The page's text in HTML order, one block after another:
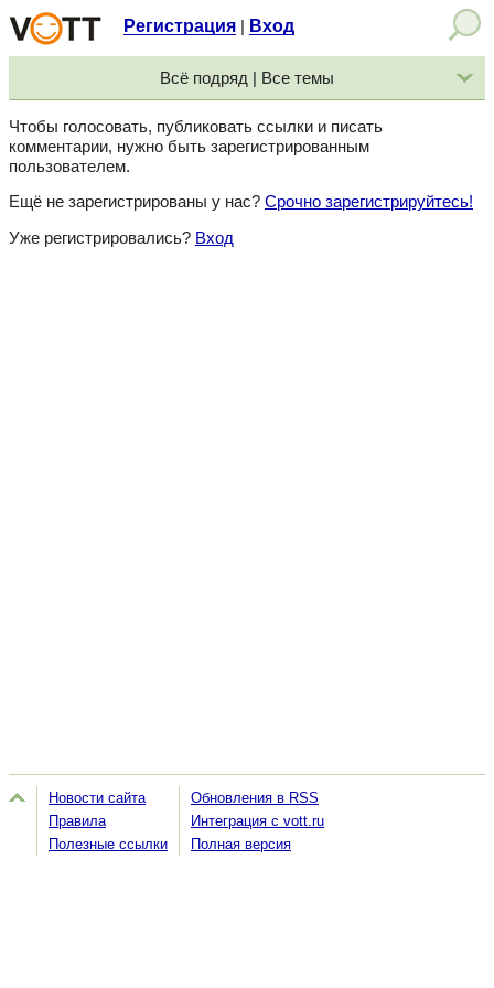
Регистрация Вход
Всё подряд | Все темы
Чтобы голосовать, публиковать ссылки и писать
комментарии, нужно быть зарегистрированным
пользователем.
Ещё не зарегистрированы у нас? Срочно зарегистрируйтесь!
Уже регистрировались? Вход
Новости сайта
Правила
Полезные ссылки
Обновления в RSS
Интеграция с vott.ru
Полная версия